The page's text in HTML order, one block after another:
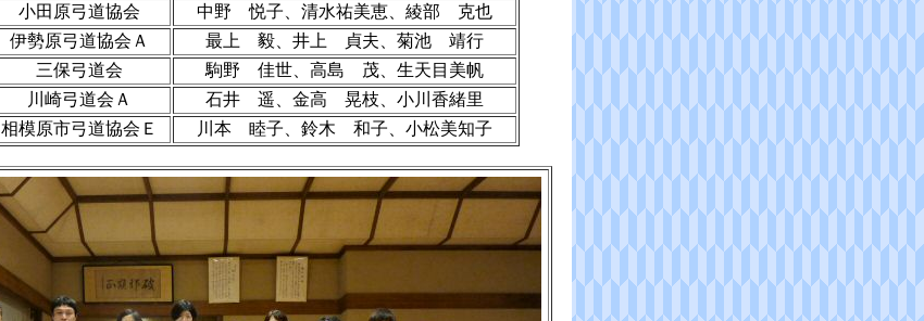
小田原弓道協会
中野 悦子、清水祐美恵、綾部 克也
伊勢原弓道協会Ａ
最上 毅、井上 貞夫、菊池 靖行
三保弓道会
駒野 佳世、高島 茂、生天目美帆
川崎弓道会Ａ
石井 遥、金高 晃枝、小川香緒里
相模原市弓道協会Ｅ 川本 睦子、鈴木 和子、小松美知子